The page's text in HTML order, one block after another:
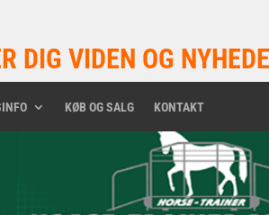
DIG VIDEN OG
KØB OG SALG KONTAKT